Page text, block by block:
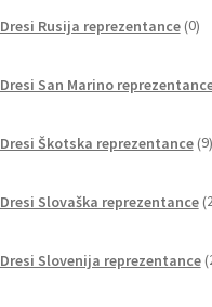
Dresi Rusija reprezentance 0
Dresi San Marino
Dresi Škotska reprezentance 9
Dresi Slovaška reprezentance
Dresi Slovenija reprezentance